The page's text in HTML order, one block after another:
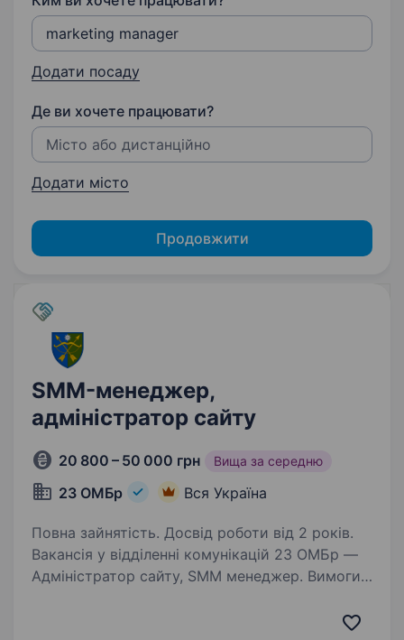
Додати посаду
Де ви хочете працювати?
Додати місто
Продовжити
SMM-менеджер,
адміністратор сайту
20 800 – 50 000 грн Вища за середню
23 ОМБр Вся Україна
Повна зайнятість. Досвід роботи від 2 років.
Вакансія у відділенні комунікацій 23 ОМБр —
Адміністратор сайту, SMM менеджер. Вимоги